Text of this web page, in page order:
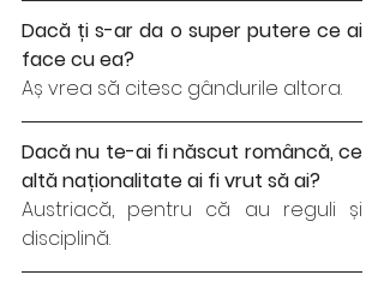
Dacă ți s-ar da o super putere ce ai
face cu ea?
Aș vrea să citesc gândurile altora.
Dacă nu te-ai fi născut româncă, ce
altă naționalitate ai fi vrut să ai?
Austriacă, pentru că au reguli și
disciplină.